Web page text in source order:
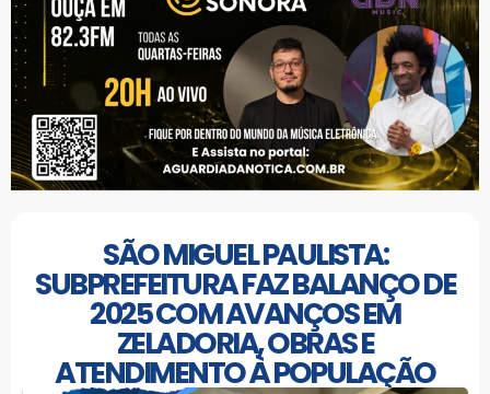
SÃO MIGUEL PAULISTA:
SUBPREFEITURA FAZ BALANÇO DE
2025 COM AVANÇOS EM
ZELADORIA, OBRAS E
ATENDIMENTO À POPULAÇÃO